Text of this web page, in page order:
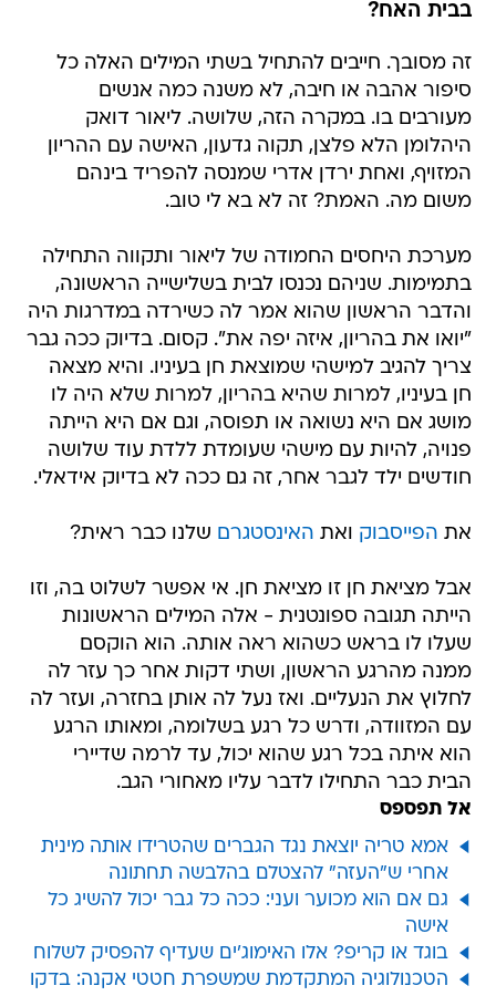
בבית האח?
זה מסובך. חייבים להתחיל בשתי המילים האלה כל
סיפור אהבה או חיבה, לא משנה כמה אנשים
מעורבים בו. במקרה הזה, שלושה. ליאור דואק
היהלומן הלא פלצן, תקוה גדעון, האישה עם ההריון
המזויף, ואחת ירדן אדרי שמנסה להפריד בינהם
משום מה. האמת? זה לא בא לי טוב.
מערכת היחסים החמודה של ליאור ותקווה התחילה
בתמימות. שניהם נכנסו לבית בשלישייה הראשונה,
והדבר הראשון שהוא אמר לה כשירדה במדרגות היה
"יואו את בהריון, איזה יפה את". קסום. בדיוק ככה גבר
צריך להגיב למישהי שמוצאת חן בעיניו. והיא מצאה
חן בעיניו, למרות שהיא בהריון, למרות שלא היה לו
מושג אם היא נשואה או תפוסה, וגם אם היא הייתה
פנויה, להיות עם מישהי שעומדת ללדת עוד שלושה
חודשים ילד לגבר אחר, זה גם ככה לא בדיוק אידאלי.
את הפייסבוק ואת האינסטגרם שלנו כבר ראית?
אבל מציאת חן זו מציאת חן. אי אפשר לשלוט בה, וזו
הייתה תגובה ספונטנית - אלה המילים הראשונות
שעלו לו בראש כשהוא ראה אותה. הוא הוקסם
ממנה מהרגע הראשון, ושתי דקות אחר כך עזר לה
לחלוץ את הנעליים. ואז נעל לה אותן בחזרה, ועזר לה
עם המזוודה, ודרש כל רגע בשלומה, ומאותו הרגע
הוא איתה בכל רגע שהוא יכול, עד לרמה שדיירי
הבית כבר התחילו לדבר עליו מאחורי הגב.
אל תפספס
אמא טריה יוצאת נגד הגברים שהטרידו אותה מינית
אחרי ש"העזה" להצטלם בהלבשה תחתונה
גם אם הוא מכוער ועני: ככה כל גבר יכול להשיג כל
אישה
בוגד או קריפ? אלו האימוג'ים שעדיף להפסיק לשלוח
הטכנולוגיה המתקדמת שמשפרת חטטי אקנה: בדקו